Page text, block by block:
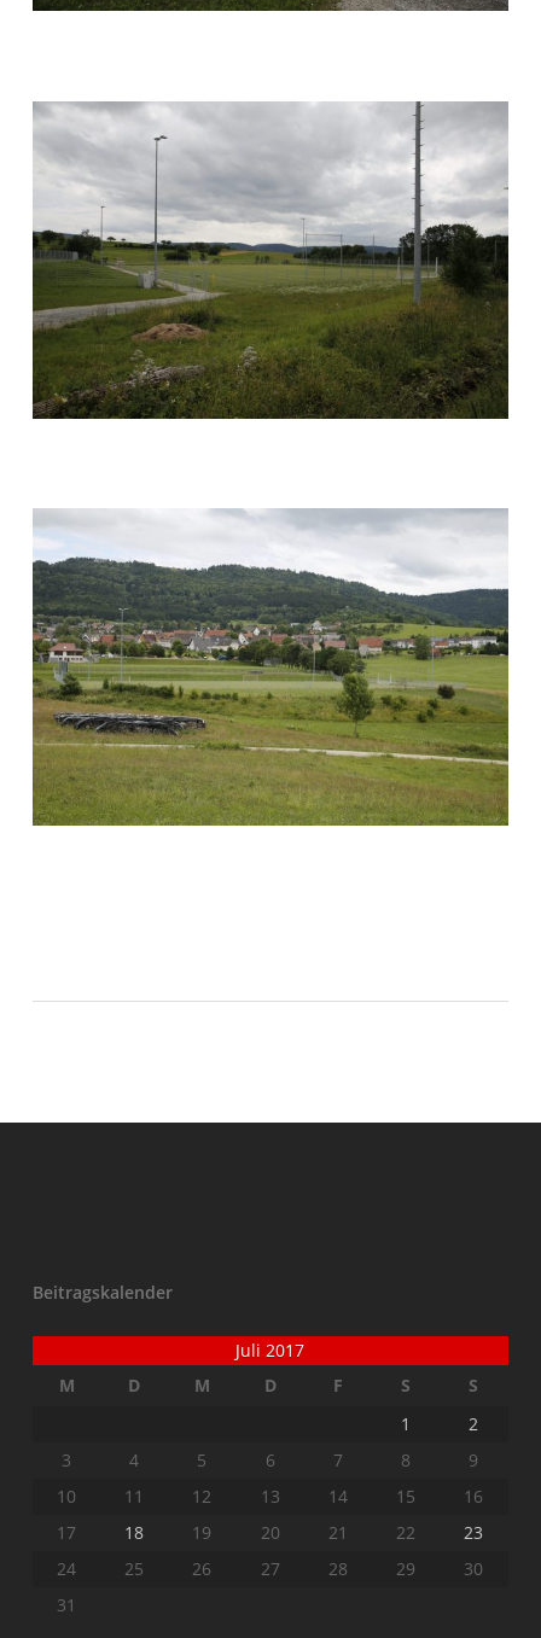
Beitragskalender
Juli 2017
M
D M D F S
S
1
2
3
4 5 6 7 8
9
10
11 12 13 14 15
16
17
18 19 20 21 22
23
24
25 26 27 28 29
30
31